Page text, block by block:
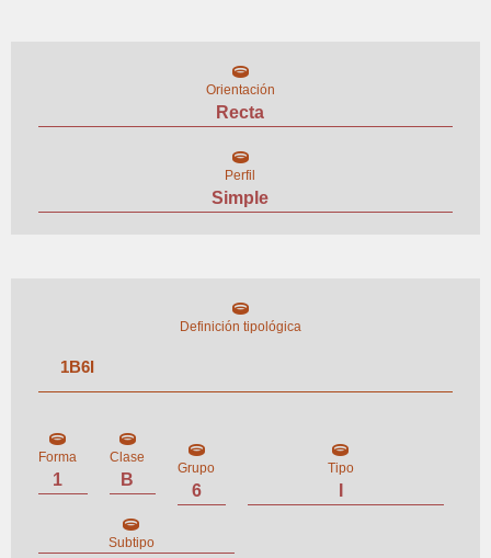
Orientación
Recta
Perfil
Simple
Definición tipológica
1B6I
Forma
1
Clase
B
Grupo
6
Tipo
Subtipo